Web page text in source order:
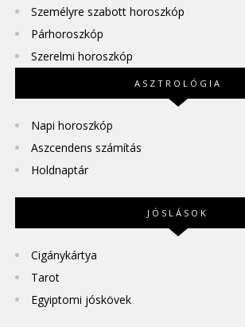
Személyre szabott horoszkóp
Párhoroszkóp
Szerelmi horoszkóp
ASZTROLÓGIA
Napi horoszkóp
Aszcendens számítás
Holdnaptár
JÓSLÁSOK
Cigánykártya
Tarot
Egyiptomi jóskövek